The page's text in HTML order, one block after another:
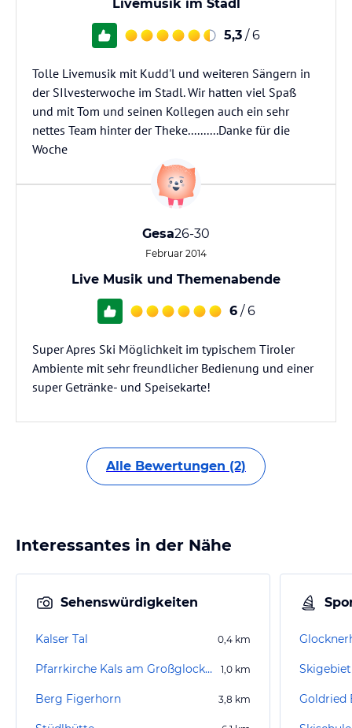
Livemusik im Stadl
5,3 / 6
Tolle Livemusik mit Kudd'l und weiteren Sängern in
der SIlvesterwoche im Stadl. Wir hatten viel Spaß
und mit Tom und seinen Kollegen auch ein sehr
nettes Team hinter der Theke..........Danke für die
Woche
Gesa26-30
Februar 2014
Live Musik und Themenabende
6 / 6
Super Apres Ski Möglichkeit im typischem Tiroler
Ambiente mit sehr freundlicher Bedienung und einer
super Getränke- und Speisekarte!
Alle Bewertungen (2)
Interessantes in der Nähe
Sehenswürdigkeiten
Kalser Tal 0,4 km
Pfarrkirche Kals am Großglockner 1,0 km
Berg Figerhorn 3,8 km Goldried